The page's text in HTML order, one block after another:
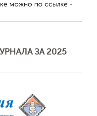
можно по ссылке -
ЗА 2025